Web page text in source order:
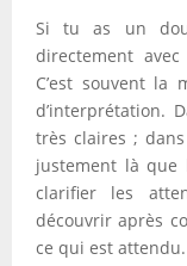
Si tu as un
directement
C’est souvent la
d’interprétation.
très claires ; dans
justement là que
clarifier les
découvrir après
ce qui est attendu.